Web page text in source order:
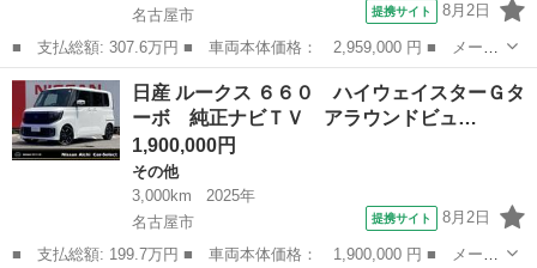
名古屋市
提携サイト 8月2日
■ 支払総額: 307.6万円 ■ 車両本体価格： 2,959,000 円 ■ メーカ
ー名： 日産 ■ 車種名： セレナ ■ グレード名： ハイウェイス
ターＶ 登録済未使用車 両側電動スライドドア 衝突被害軽減ブレ
ーキ コ...
愛知 名古屋市 セレナ
日産 ルークス ６６０ ハイウェイスターＧタ
ーボ 純正ナビＴＶ アラウンドビュ…
1,900,000円
その他
3,000km
2025年
名古屋市
提携サイト 8月2日
■ 支払総額: 199.7万円 ■ 車両本体価格： 1,900,000 円 ■ メーカ